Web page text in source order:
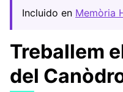
Incluido en Memòria
Treballem
del